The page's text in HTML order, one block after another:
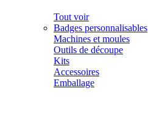
Tout voir
Badges personnalisables
Machines et moules
Outils de découpe
Kits
Accessoires
Emballage